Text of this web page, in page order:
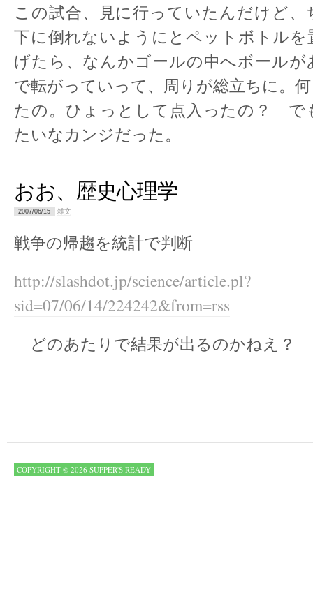
この試合、見に行っていたんだけど、
下に倒れないようにとペットボトルを
げたら、なんかゴールの中へボールが
で転がっていって、周りが総立ちに。
たの。ひょっとして点入ったの？
たいなカンジだった。
おお、歴史心理学
2007/06/15 雑文
戦争の帰趨を統計で判断
http://slashdot.jp/science/article.pl?
sid=07/06/14/224242&from=rss
どのあたりで結果が出るのかねえ？
COPYRIGHT © 2026 SUPPER'S READY